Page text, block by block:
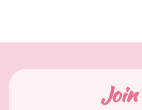
Join